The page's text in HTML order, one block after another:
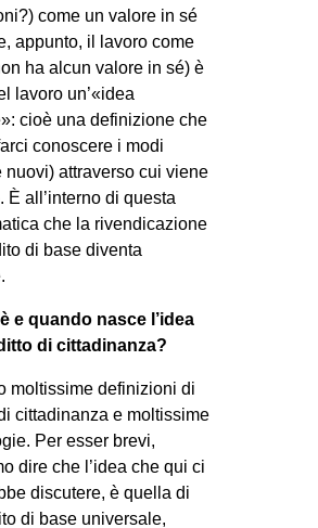
come un valore in sé
appunto, il lavoro come
ha alcun valore in sé) è
lavoro un’«idea
cioè una definizione che
conoscere i modi
nuovi) attraverso cui viene
È all’interno di questa
che la rivendicazione
di base diventa
e quando nasce l’idea
di cittadinanza?
moltissime definizioni di
cittadinanza e moltissime
Per esser brevi,
dire che l’idea che qui ci
discutere, è quella di
di base universale,